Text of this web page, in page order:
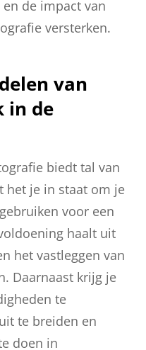
de impact van
versterken.
van
in de
biedt tal van
het je in staat om je
voor een
haalt uit
het vastleggen van
Daarnaast krijg je
te
te breiden en
doen in